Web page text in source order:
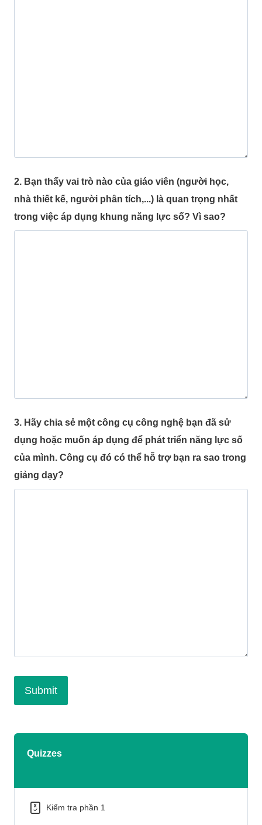
2. Bạn thấy vai trò nào của giáo viên (người học,
nhà thiết kế, người phân tích,...) là quan trọng nhất
trong việc áp dụng khung năng lực số? Vì sao?
3. Hãy chia sẻ một công cụ công nghệ bạn đã sử
dụng hoặc muốn áp dụng để phát triển năng lực số
của mình. Công cụ đó có thể hỗ trợ bạn ra sao trong
giảng dạy?
Quizzes
Kiểm tra phần 1